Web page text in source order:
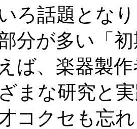
ろ話題とな
分が多い「
ば、楽器製
まな研究と
コクセも忘